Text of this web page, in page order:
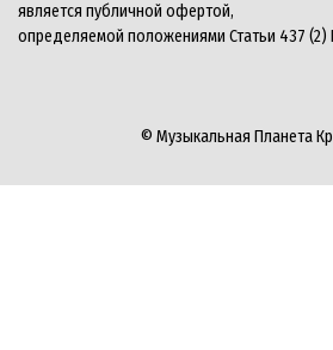
является публичной офертой,
определяемой положениями Статьи 437
© Музыкальная Планета